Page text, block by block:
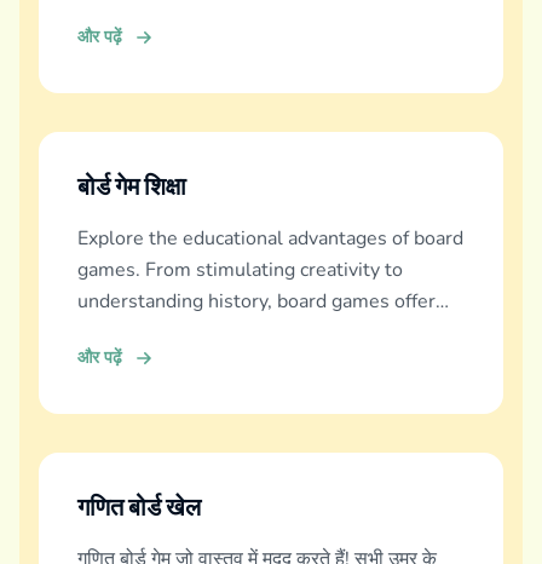
और पढ़ें
बोर्ड गेम शिक्षा
Explore the educational advantages of board
games. From stimulating creativity to
understanding history, board games offer
और पढ़ें
गणित बोर्ड खेल